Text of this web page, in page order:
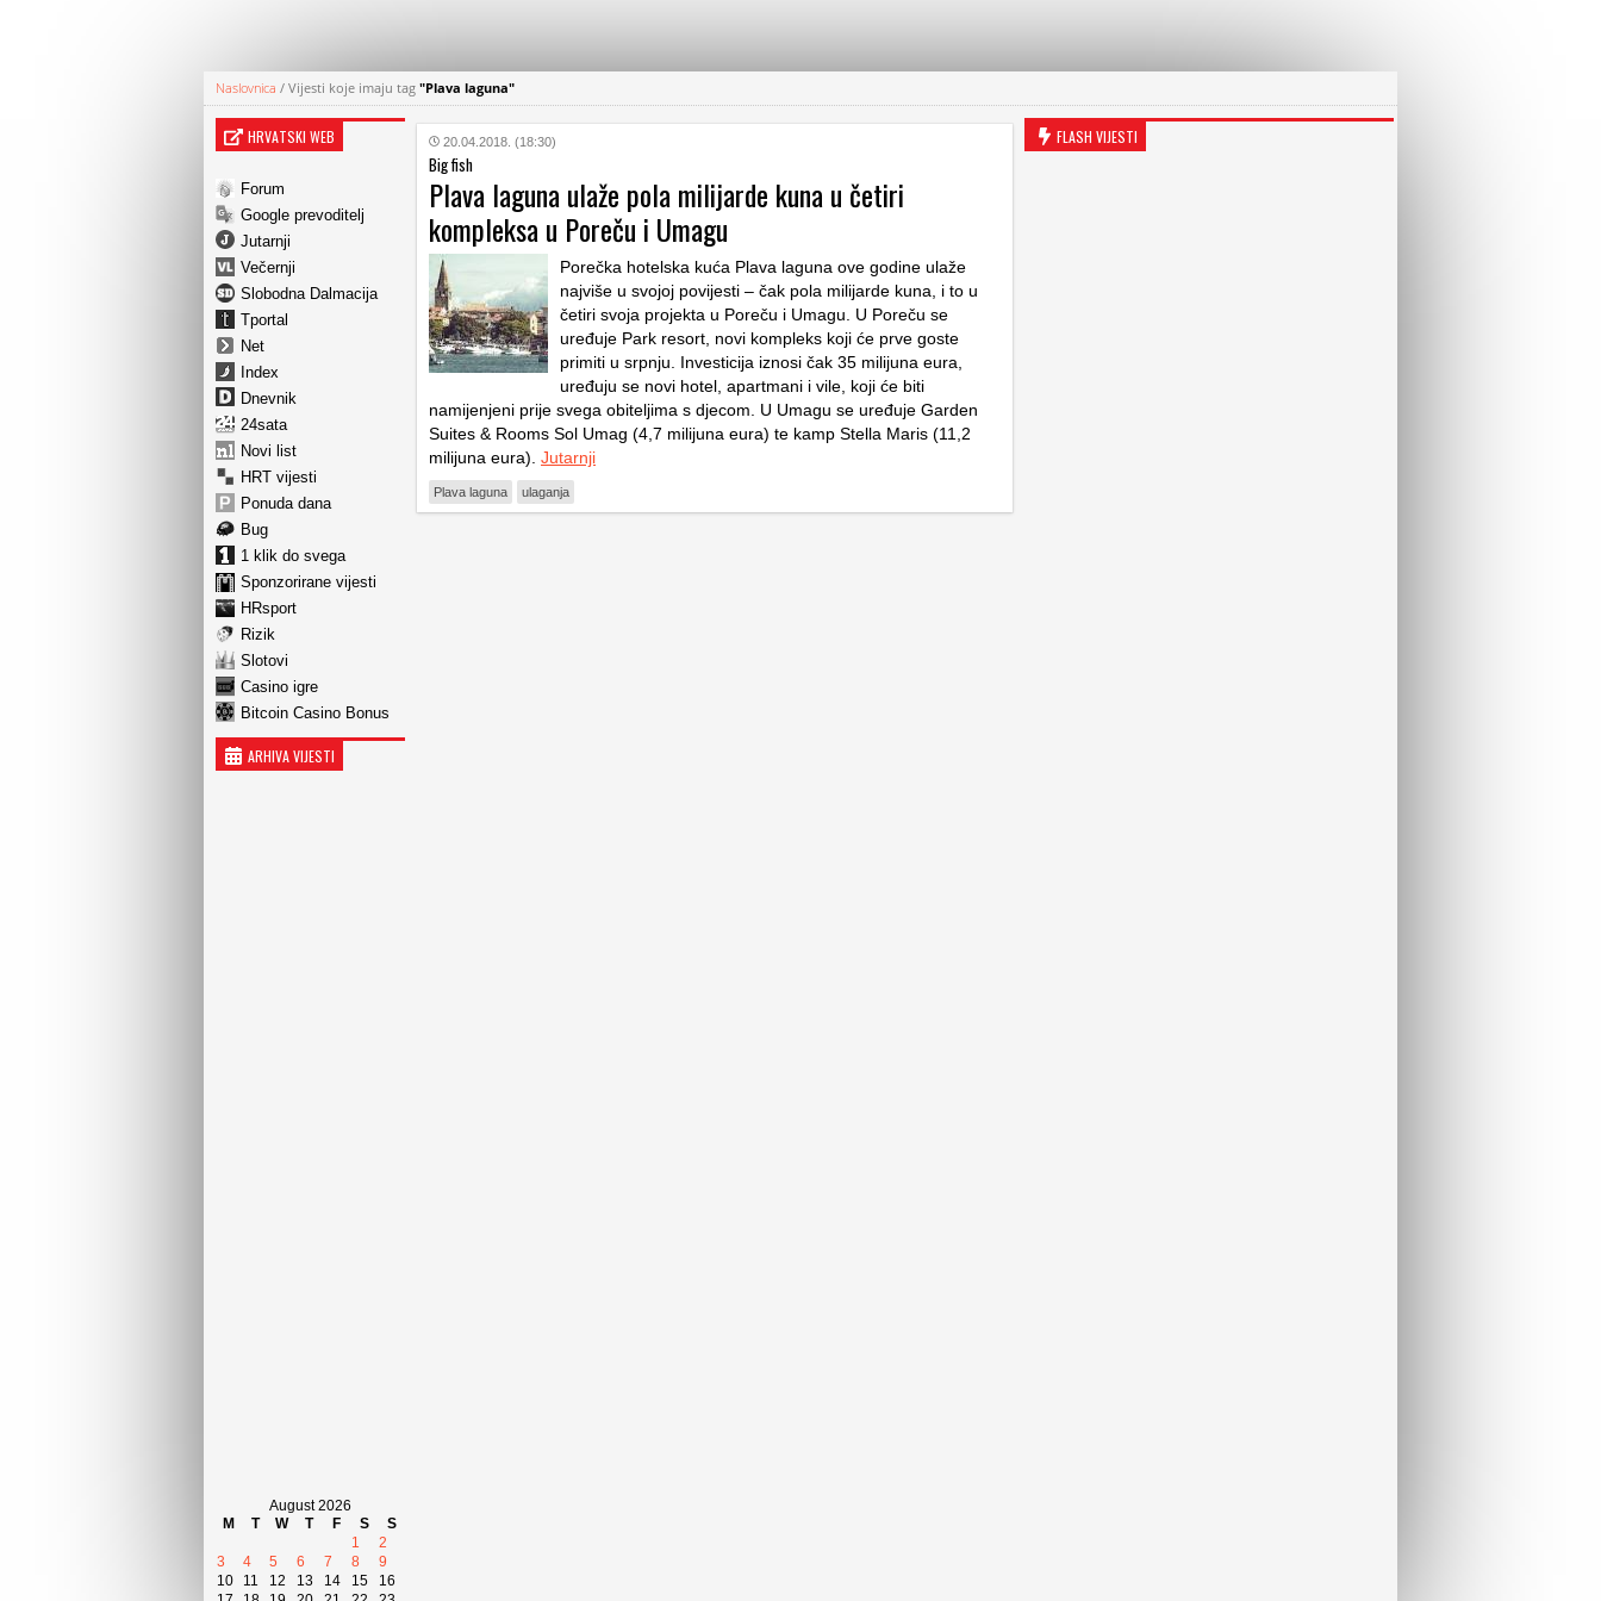
Naslovnica / Vijesti koje imaju tag "Plava laguna"
HRVATSKI WEB
Forum
Google prevoditelj
Jutarnji
Večernji
Slobodna Dalmacija
Tportal
Net
Index
Dnevnik
24sata
Novi list
HRT vijesti
Ponuda dana
Bug
1 klik do svega
Sponzorirane vijesti
HRsport
Rizik
Slotovi
Casino igre
Bitcoin Casino Bonus
ARHIVA VIJESTI
August 2026
M
T W T F S
S
1
2
3
4 5 6 7 8
9
10
11 12 13 14 15
16
20.04.2018. (18:30)
Big fish
Plava laguna ulaže pola milijarde kuna u četiri
kompleksa u Poreču i Umagu
Porečka hotelska kuća Plava laguna ove godine ulaže
najviše u svojoj povijesti – čak pola milijarde kuna, i to u
četiri svoja projekta u Poreču i Umagu. U Poreču se
uređuje Park resort, novi kompleks koji će prve goste
primiti u srpnju. Investicija iznosi čak 35 milijuna eura,
uređuju se novi hotel, apartmani i vile, koji će biti
namijenjeni prije svega obiteljima s djecom. U Umagu se uređuje Garden
Suites & Rooms Sol Umag (4,7 milijuna eura) te kamp Stella Maris (11,2
milijuna eura). Jutarnji
Plava laguna ulaganja
FLASH VIJESTI